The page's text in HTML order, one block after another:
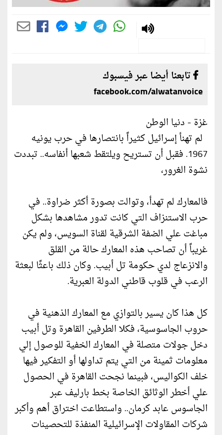
تابعنا أيضا عبر فيسبوك
facebook.com/alwatanvoice
غزة - دنيا الوطن
لم تهنأ إسرائيل كثيراً بانتصارها في حرب يونيه
1967. فقبل أن تستريح ويلتقط شعبها أنفاسه.. تبددت
نشوة الغرور،
فالمعارك لم تهدأ، وتوالت بصورة أكثر ضراوة.. في
حرب الاستنزاف التي كانت تدور مشاهدها بشكل
مباغت علي الضفة الشرقية لقناة السويس، ولم يكن
غريباً أن تصاحب هذه المعارك حالة من القلق
والانزعاج لدي حكومة تل أبيب. وكان ذلك باعثًا لبعثة
الرعب في قلوب قاطني الدولة العبرية.
كل هذا كان يسير بالتوازي مع المعارك الذهنية في
حروب الجاسوسية، فكلا الطرفين القاهرة وتل أبيب
دخل جولات متصلة في المعارك الخفية للوصول إلي
معلومات ثمينة من التي يتم تداولها أو التفكير فيها
خلف الكواليس، فبينما نجحت القاهرة في الحصول
علي أخطر الوثائق الخاصة بخط بارليف عبر
الجاسوس عابد كرمان.. واستطاعت اختراق أهم وأكبر
شركات المقاولات الإسرائيلية المنفذة للتحصينات